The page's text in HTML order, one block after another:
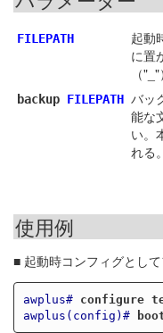
FILEPATH
起動
に置
（
backup FILEPATH バッ
能な
い。
れる
使用例
■ 起動時コンフィグとし
awplus# configure
awplus(config)#